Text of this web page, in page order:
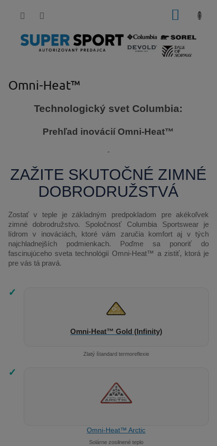
Omni-Heat™
Technologický svet Columbia:
Prehľad inovácií Omni-Heat™
-
ZAŽITE SKUTOČNÉ ZIMNÉ
DOBRODRUŽSTVÁ
Zostať v teple je základným predpokladom pre akékoľvek
zimné dobrodružstvo. Spoločnosť Columbia Sportswear je
lídrom v inováciách, ktoré vám zaručia komfort aj v tých
najchladnejších podmienkach. Poďme sa ponoriť do
fascinujúceho sveta technológií Omni-Heat™ a zistiť, ktorá je
pre vás tá pravá.
✓
Omni-Heat™ Gold (Infinity)
Zlatý štandard termoreflexie
✓
Omni-Heat™ Arctic
Solárne zosilnené teplo